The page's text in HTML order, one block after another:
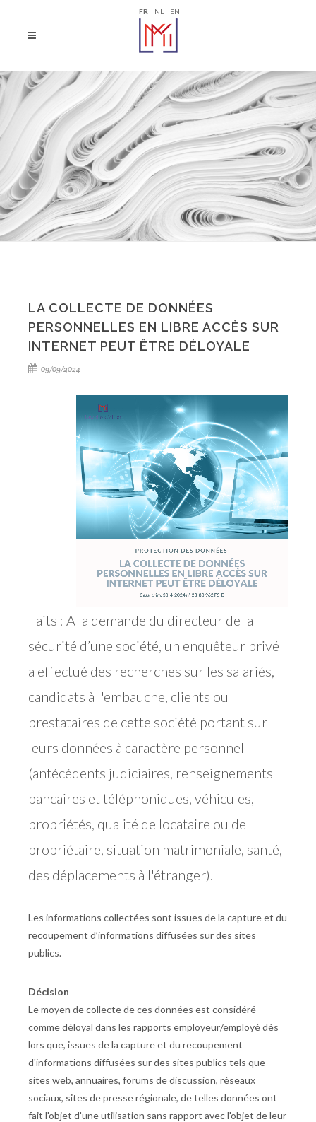
FR NL EN
LA COLLECTE DE DONNÉES
PERSONNELLES EN LIBRE ACCÈS SUR
INTERNET PEUT ÊTRE DÉLOYALE
09/09/2024
Faits : A la demande du directeur de la
sécurité d’une société, un enquêteur privé
a effectué des recherches sur les salariés,
candidats à l'embauche, clients ou
prestataires de cette société portant sur
leurs données à caractère personnel
(antécédents judiciaires, renseignements
bancaires et téléphoniques, véhicules,
propriétés, qualité de locataire ou de
propriétaire, situation matrimoniale, santé,
des déplacements à l'étranger).
Les informations collectées sont issues de la capture et du
recoupement d’informations diffusées sur des sites
publics.
Décision
Le moyen de collecte de ces données est considéré
comme déloyal dans les rapports employeur/employé dès
lors que, issues de la capture et du recoupement
d'informations diffusées sur des sites publics tels que
sites web, annuaires, forums de discussion, réseaux
sociaux, sites de presse régionale, de telles données ont
fait l'objet d'une utilisation sans rapport avec l'objet de leur